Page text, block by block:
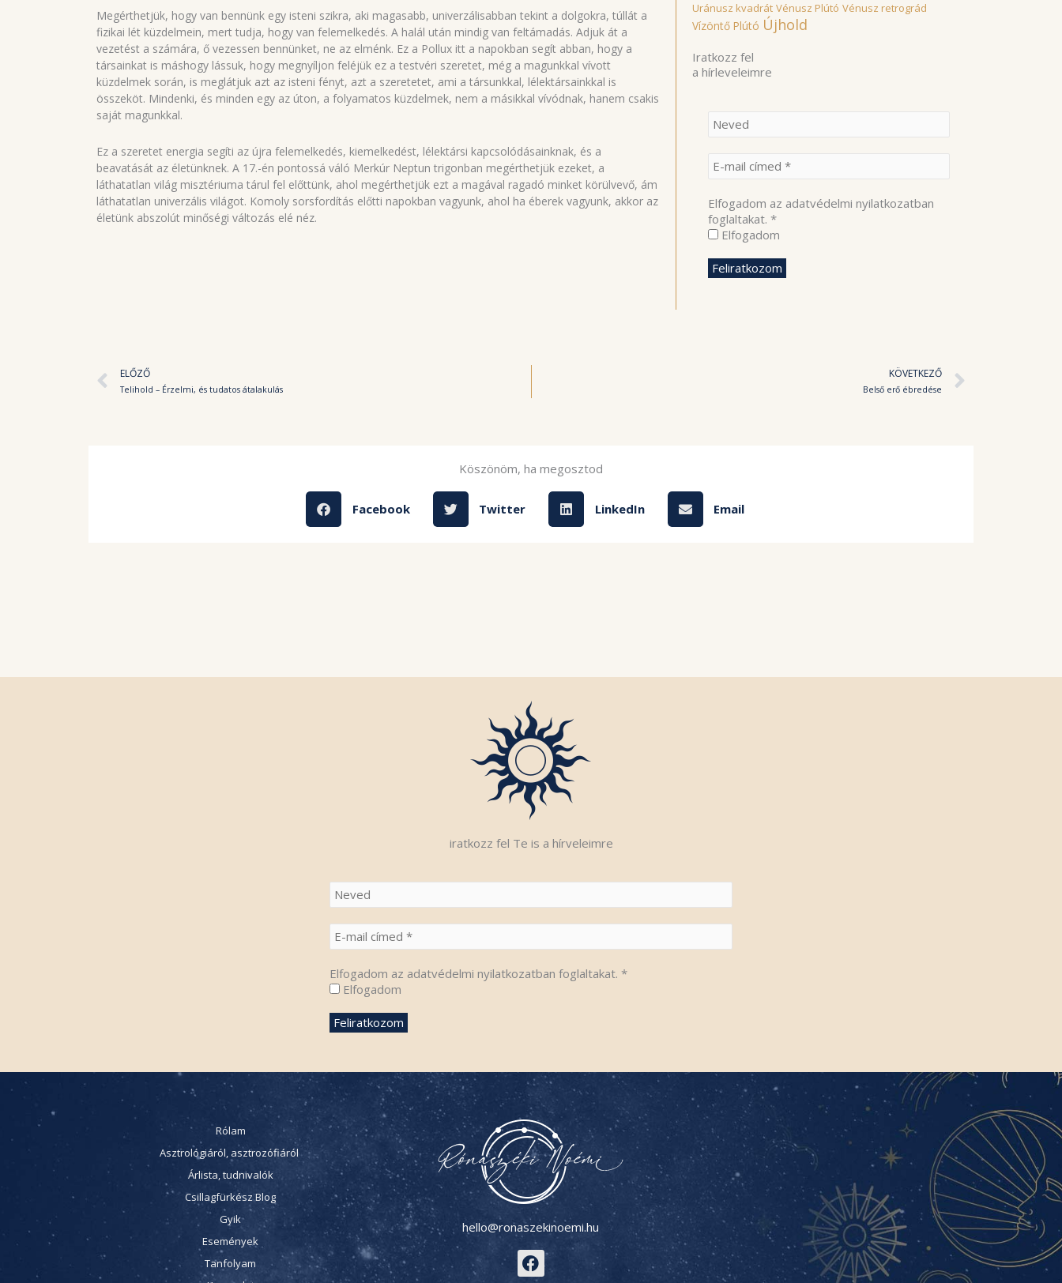
Megérthetjük, hogy van bennünk egy isteni szikra, aki magasabb, univerzálisabban tekint a dolgokra, túllát a
fizikai lét küzdelmein, mert tudja, hogy van felemelkedés. A halál után mindig van feltámadás. Adjuk át a
vezetést a számára, ő vezessen bennünket, ne az elménk. Ez a Pollux itt a napokban segít abban, hogy a
társainkat is máshogy lássuk, hogy megnyíljon feléjük ez a testvéri szeretet, még a magunkkal vívott
küzdelmek során, is meglátjuk azt az isteni fényt, azt a szeretetet, ami a társunkkal, lélektársainkkal is
összeköt. Mindenki, és minden egy az úton, a folyamatos küzdelmek, nem a másikkal vívódnak, hanem csakis
saját magunkkal.
Ez a szeretet energia segíti az újra felemelkedés, kiemelkedést, lélektársi kapcsolódásainknak, és a
beavatását az életünknek. A 17.-én pontossá váló Merkúr Neptun trigonban megérthetjük ezeket, a
láthatatlan világ misztériuma tárul fel előttünk, ahol megérthetjük ezt a magával ragadó minket körülvevő, ám
láthatatlan univerzális világot. Komoly sorsfordítás előtti napokban vagyunk, ahol ha éberek vagyunk, akkor az
életünk abszolút minőségi változás elé néz.
Uránusz kvadrát Vénusz Plútó Vénusz retrográd
Vízöntő Plútó Újhold
Iratkozz fel
a hírleveleimre
Elfogadom az adatvédelmi nyilatkozatban
foglaltakat.*
Elfogadom
Előző
ELŐZŐ
Telihold – Érzelmi, és tudatos átalakulás
KÖVETKEZŐ
Belső erő ébredése
Köszönöm, ha megosztod
Facebook Twitter LinkedIn Email
iratkozz fel Te is a hírveleimre
Elfogadom az adatvédelmi nyilatkozatban foglaltakat. *
Elfogadom
Rólam
Asztrológiáról, asztrozófiáról
Árlista, tudnivalók
Csillagfürkész Blog
Gyik
Események
Tanfolyam
hello@ronaszekinoemi.hu
F
a